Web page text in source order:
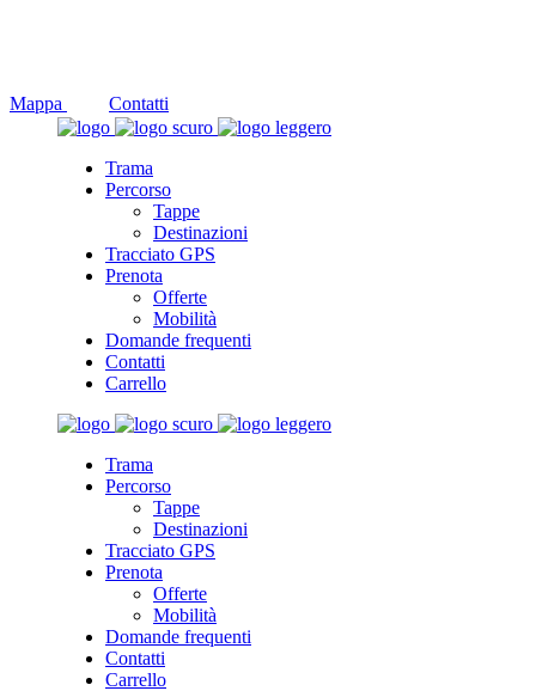
Mappa Contatti
Trama
Percorso
Tappe
Destinazioni
Tracciato GPS
Prenota
Offerte
Mobilità
Domande frequenti
Contatti
Carrello
Trama
Percorso
Tappe
Destinazioni
Tracciato GPS
Prenota
Offerte
Mobilità
Domande frequenti
Contatti
Carrello